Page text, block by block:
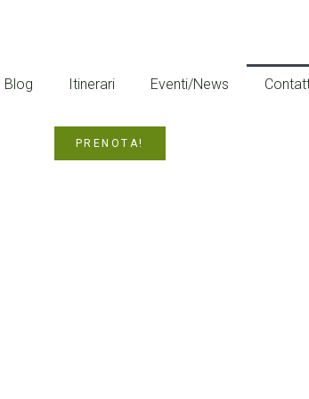
Blog Itinerari Eventi/News
PRENOTA!